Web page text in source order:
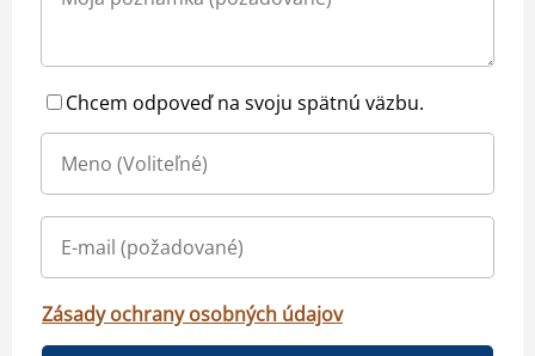
Chcem odpoveď na svoju spätnú väzbu.
Zásady ochrany osobných údajov